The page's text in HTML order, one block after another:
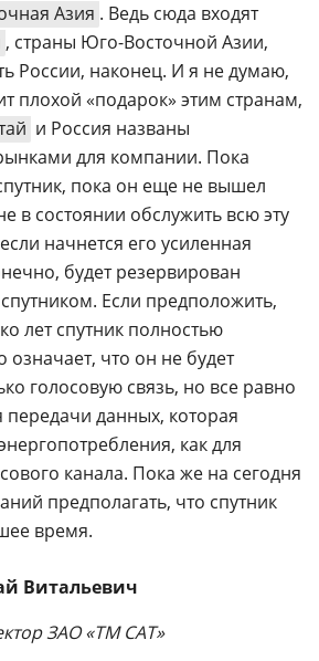
Азия . Ведь сюда входят
, страны Юго-Восточной Азии,
России, наконец. И я не думаю,
плохой «подарок» этим странам,
и Россия названы
для компании. Пока
пока он еще не вышел
в состоянии обслужить всю эту
начнется его усиленная
будет резервирован
Если предположить,
лет спутник полностью
означает, что он не будет
голосовую связь, но все равно
передачи данных, которая
как для
канала. Пока же на сегодня
предполагать, что спутник
время.
Витальевич
ЗАО «ТМ САТ»